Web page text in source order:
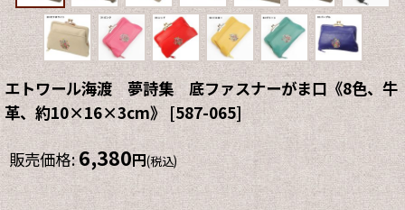
エトワール海渡 夢詩集 底ファスナーがま口《8色、牛
革、約10×16×3cm》 [587-065]
販売価格: 6,380円(税込)